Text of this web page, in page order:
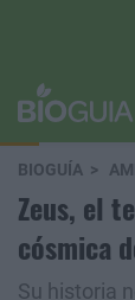
BIOGUÍA
Zeus, el
cósmica
Su historia